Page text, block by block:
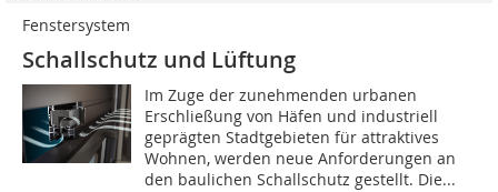
Fenstersystem
Schallschutz und Lüftung
Im Zuge der zunehmenden urbanen
Erschließung von Häfen und industriell
geprägten Stadtgebieten für attraktives
Wohnen, werden neue Anforderungen an
den baulichen Schallschutz gestellt. Die...